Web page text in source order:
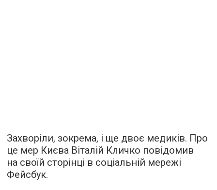
Захворіли, зокрема, і ще двоє медиків. Про
це мер Києва Віталій Кличко повідомив
на своїй сторінці в соціальній мережі
Фейсбук.